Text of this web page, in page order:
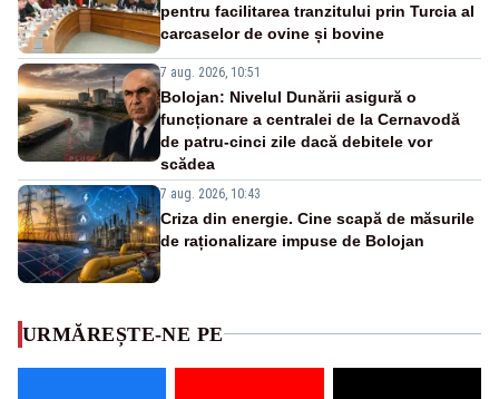
pentru facilitarea tranzitului prin Turcia al
carcaselor de ovine și bovine
7 aug. 2026, 10:51
Bolojan: Nivelul Dunării asigură o
funcționare a centralei de la Cernavodă
de patru-cinci zile dacă debitele vor
scădea
7 aug. 2026, 10:43
Criza din energie. Cine scapă de măsurile
de raționalizare impuse de Bolojan
URMĂREȘTE-NE PE